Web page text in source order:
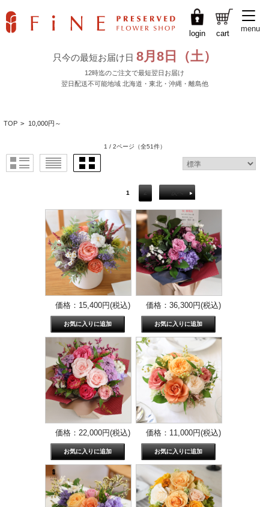
login cart
menu
TOP > 10,000円～
1 / 2ページ （全51件）
1 2 次へ
価格：15,400円(税込) 価格：36,300円(税込)
価格：22,000円(税込) 価格：11,000円(税込)